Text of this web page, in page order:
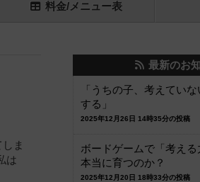
料金/メニュー表
ま
は
最新のお
「うちの子、考えてい
する」
2025年12月26日 14時35分の投稿
ボードゲームで「考える
本当に育つのか？
2025年12月20日 18時33分の投稿